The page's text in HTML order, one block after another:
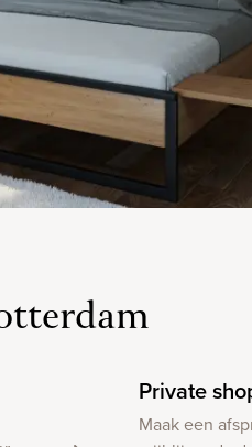
Private
Maak een